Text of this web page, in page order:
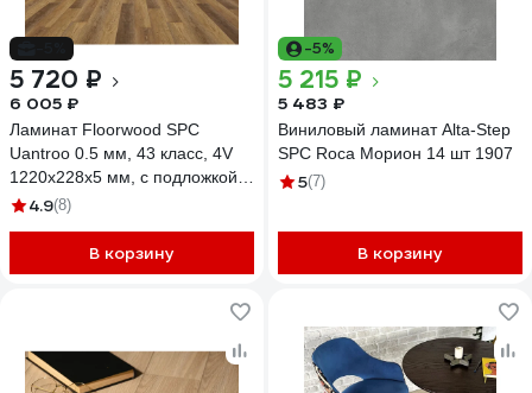
5 720 ₽
6 005 ₽
Ламинат Floorwood SPC
Uantroo 0.5 мм, 43 класс, 4V
1220x228x5 мм, c подложкой,
Дуб Томсон/Thomson Oak,
4.9(8)
В корзину
-5%
5 215 ₽
5 483 ₽
Виниловый ламинат Alta-Step
SPC Roca Морион 14 шт 1907
5(7)
В корзину